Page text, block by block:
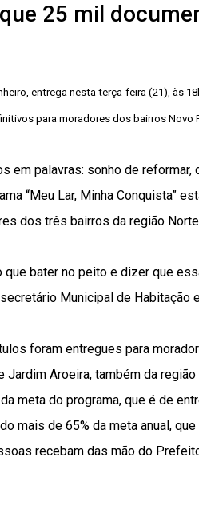
25 mil
entrega nesta terça-feira (21), às
para moradores dos bairros Novo
em palavras: sonho de
“Meu Lar, Minha Conquista”
dos três bairros da região Norte
que bater no peito e dizer que
Municipal de Habitação
foram entregues para
Jardim Aroeira, também da
meta do programa, que é de
mais de 65% da meta anual,
recebam das mão do